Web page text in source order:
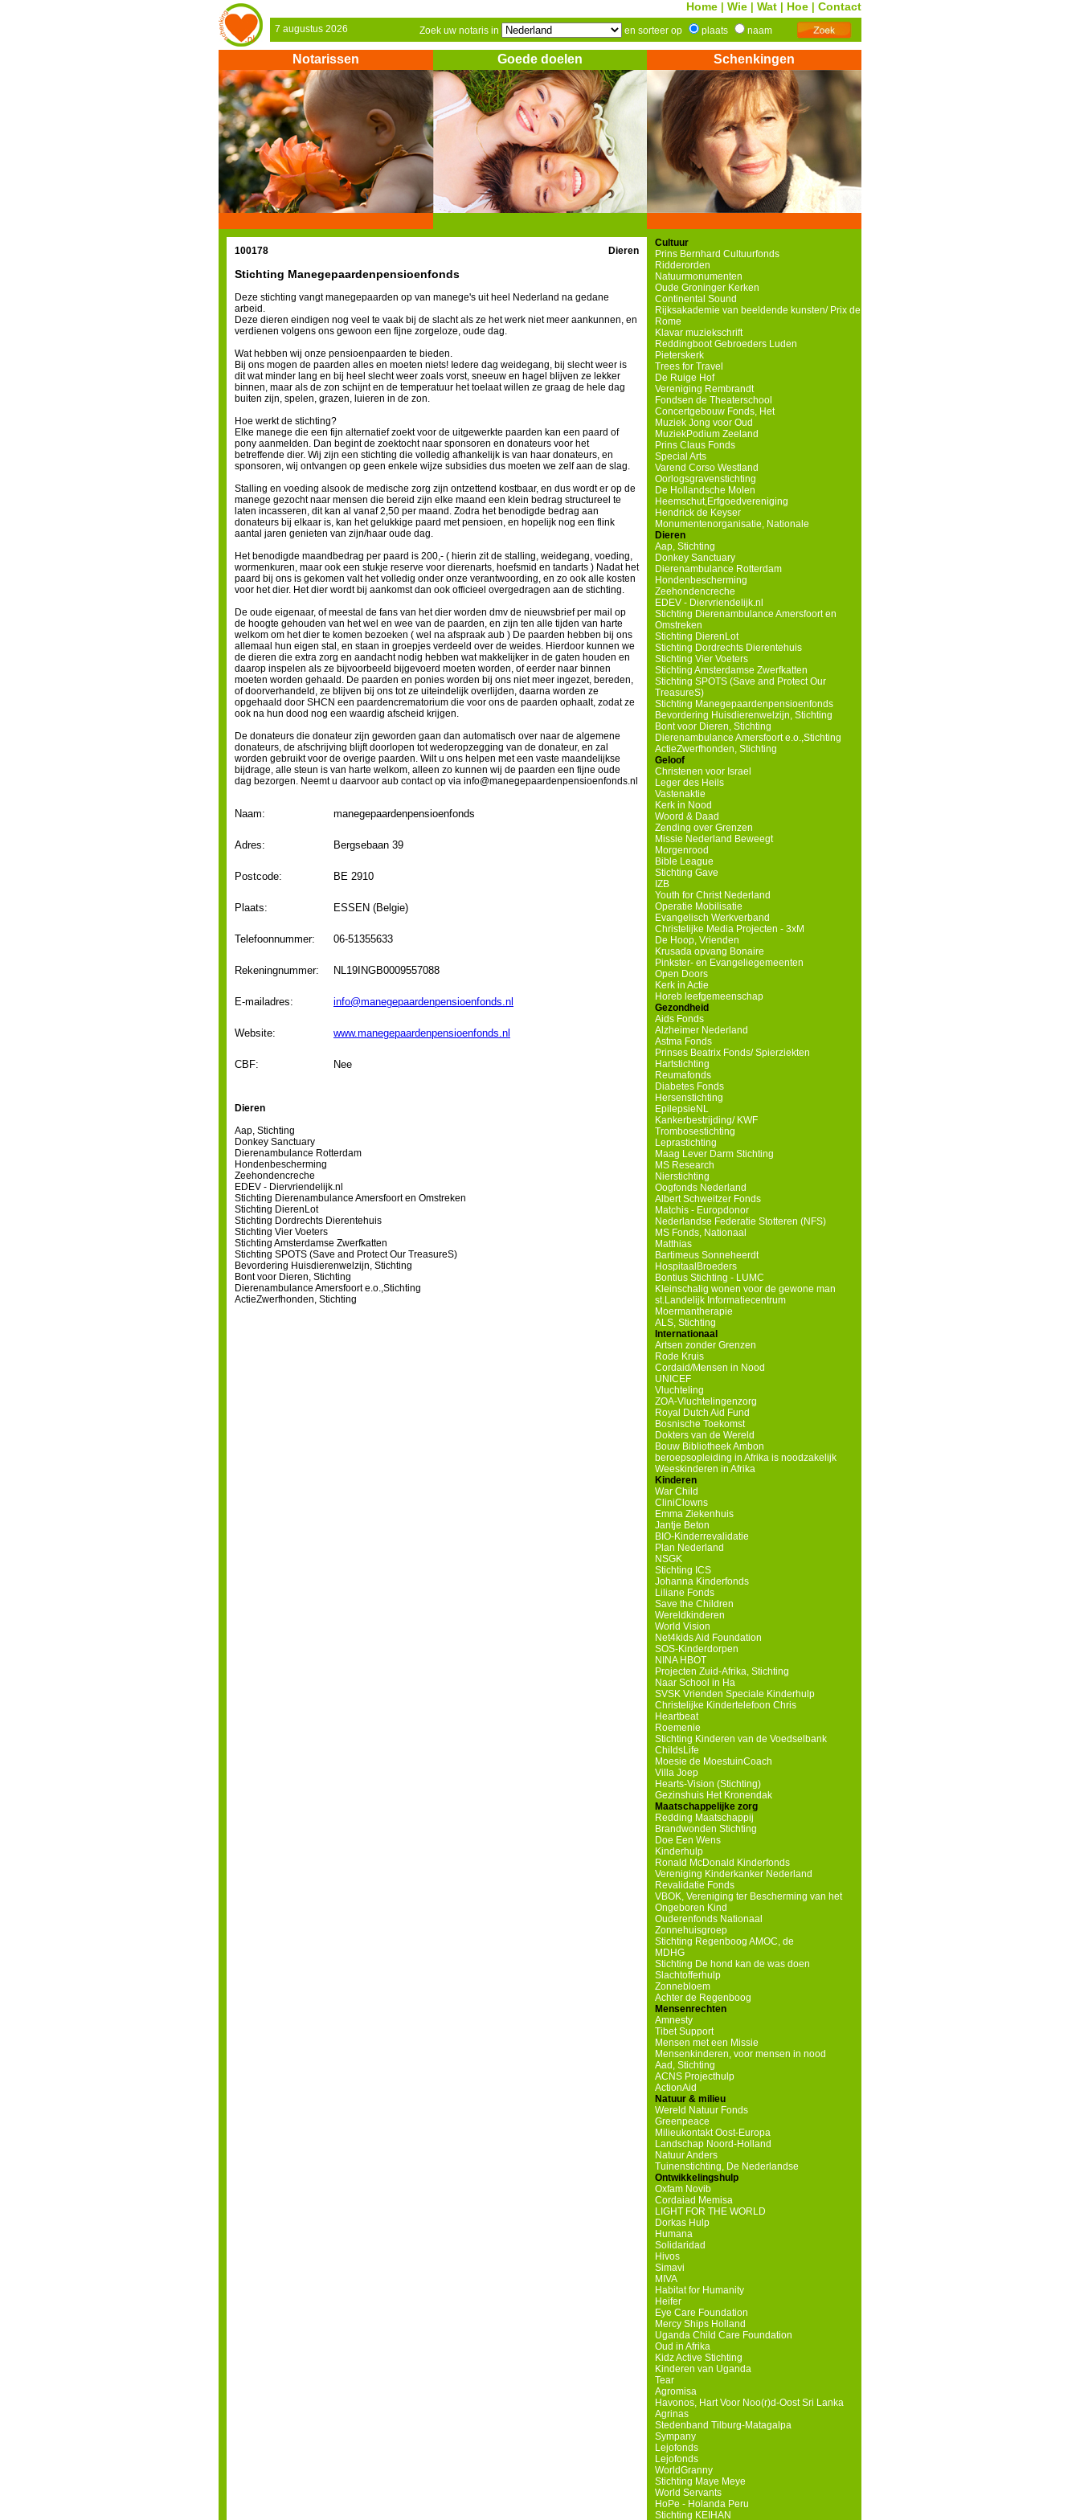
Home Wie Wat Hoe Contact
7 augustus 2026 Zoek uw notaris in en sorteer op plaats naam
Notarissen Goede doelen Schenkingen
100178 Dieren
Stichting Manegepaardenpensioenfonds
Deze stichting vangt manegepaarden op van manege's uit heel Nederland na gedane
arbeid.
Deze dieren eindigen nog veel te vaak bij de slacht als ze het werk niet meer aankunnen, en
verdienen volgens ons gewoon een fijne zorgeloze, oude dag.
Wat hebben wij onze pensioenpaarden te bieden.
Bij ons mogen de paarden alles en moeten niets! Iedere dag weidegang, bij slecht weer is
dit wat minder lang en bij heel slecht weer zoals vorst, sneeuw en hagel blijven ze lekker
binnen, maar als de zon schijnt en de temperatuur het toelaat willen ze graag de hele dag
buiten zijn, spelen, grazen, luieren in de zon.
Hoe werkt de stichting?
Elke manege die een fijn alternatief zoekt voor de uitgewerkte paarden kan een paard of
pony aanmelden. Dan begint de zoektocht naar sponsoren en donateurs voor het
betreffende dier. Wij zijn een stichting die volledig afhankelijk is van haar donateurs, en
sponsoren, wij ontvangen op geen enkele wijze subsidies dus moeten we zelf aan de slag.
Stalling en voeding alsook de medische zorg zijn ontzettend kostbaar, en dus wordt er op de
manege gezocht naar mensen die bereid zijn elke maand een klein bedrag structureel te
laten incasseren, dit kan al vanaf 2,50 per maand. Zodra het benodigde bedrag aan
donateurs bij elkaar is, kan het gelukkige paard met pensioen, en hopelijk nog een flink
aantal jaren genieten van zijn/haar oude dag.
Het benodigde maandbedrag per paard is 200,- ( hierin zit de stalling, weidegang, voeding,
wormenkuren, maar ook een stukje reserve voor dierenarts, hoefsmid en tandarts ) Nadat het
paard bij ons is gekomen valt het volledig onder onze verantwoording, en zo ook alle kosten
voor het dier. Het dier wordt bij aankomst dan ook officieel overgedragen aan de stichting.
De oude eigenaar, of meestal de fans van het dier worden dmv de nieuwsbrief per mail op
de hoogte gehouden van het wel en wee van de paarden, en zijn ten alle tijden van harte
welkom om het dier te komen bezoeken ( wel na afspraak aub ) De paarden hebben bij ons
allemaal hun eigen stal, en staan in groepjes verdeeld over de weides. Hierdoor kunnen we
de dieren die extra zorg en aandacht nodig hebben wat makkelijker in de gaten houden en
daarop inspelen als ze bijvoorbeeld bijgevoerd moeten worden, of eerder naar binnen
moeten worden gehaald. De paarden en ponies worden bij ons niet meer ingezet, bereden,
of doorverhandeld, ze blijven bij ons tot ze uiteindelijk overlijden, daarna worden ze
opgehaald door SHCN een paardencrematorium die voor ons de paarden ophaalt, zodat ze
ook na hun dood nog een waardig afscheid krijgen.
De donateurs die donateur zijn geworden gaan dan automatisch over naar de algemene
donateurs, de afschrijving blijft doorlopen tot wederopzegging van de donateur, en zal
worden gebruikt voor de overige paarden. Wilt u ons helpen met een vaste maandelijkse
bijdrage, alle steun is van harte welkom, alleen zo kunnen wij de paarden een fijne oude
dag bezorgen. Neemt u daarvoor aub contact op via info@manegepaardenpensioenfonds.nl
Naam: manegepaardenpensioenfonds
Adres: Bergsebaan 39
Postcode: BE 2910
Plaats: ESSEN (Belgie)
Telefoonnummer: 06-51355633
Rekeningnummer: NL19INGB0009557088
E-mailadres: info@manegepaardenpensioenfonds.nl
Website: www.manegepaardenpensioenfonds.nl
CBF: Nee
Dieren
Aap, Stichting
Donkey Sanctuary
Dierenambulance Rotterdam
Hondenbescherming
Zeehondencreche
EDEV - Diervriendelijk.nl
Stichting Dierenambulance Amersfoort en Omstreken
Stichting DierenLot
Stichting Dordrechts Dierentehuis
Stichting Vier Voeters
Stichting Amsterdamse Zwerfkatten
Stichting SPOTS (Save and Protect Our TreasureS)
Bevordering Huisdierenwelzijn, Stichting
Bont voor Dieren, Stichting
Dierenambulance Amersfoort e.o.,Stichting
ActieZwerfhonden, Stichting
Cultuur
Prins Bernhard Cultuurfonds
Ridderorden
Natuurmonumenten
Oude Groninger Kerken
Continental Sound
Rijksakademie van beeldende kunsten/ Prix de
Rome
Klavar muziekschrift
Reddingboot Gebroeders Luden
Pieterskerk
Trees for Travel
De Ruige Hof
Vereniging Rembrandt
Fondsen de Theaterschool
Concertgebouw Fonds, Het
Muziek Jong voor Oud
MuziekPodium Zeeland
Prins Claus Fonds
Special Arts
Varend Corso Westland
Oorlogsgravenstichting
De Hollandsche Molen
Heemschut,Erfgoedvereniging
Hendrick de Keyser
Monumentenorganisatie, Nationale
Dieren
Aap, Stichting
Donkey Sanctuary
Dierenambulance Rotterdam
Hondenbescherming
Zeehondencreche
EDEV - Diervriendelijk.nl
Stichting Dierenambulance Amersfoort en
Omstreken
Stichting DierenLot
Stichting Dordrechts Dierentehuis
Stichting Vier Voeters
Stichting Amsterdamse Zwerfkatten
Stichting SPOTS (Save and Protect Our
TreasureS)
Stichting Manegepaardenpensioenfonds
Bevordering Huisdierenwelzijn, Stichting
Bont voor Dieren, Stichting
Dierenambulance Amersfoort e.o.,Stichting
ActieZwerfhonden, Stichting
Geloof
Christenen voor Israel
Leger des Heils
Vastenaktie
Kerk in Nood
Woord & Daad
Zending over Grenzen
Missie Nederland Beweegt
Morgenrood
Bible League
Stichting Gave
IZB
Youth for Christ Nederland
Operatie Mobilisatie
Evangelisch Werkverband
Christelijke Media Projecten - 3xM
De Hoop, Vrienden
Krusada opvang Bonaire
Pinkster- en Evangeliegemeenten
Open Doors
Kerk in Actie
Horeb leefgemeenschap
Gezondheid
Aids Fonds
Alzheimer Nederland
Astma Fonds
Prinses Beatrix Fonds/ Spierziekten
Hartstichting
Reumafonds
Diabetes Fonds
Hersenstichting
EpilepsieNL
Kankerbestrijding/ KWF
Trombosestichting
Leprastichting
Maag Lever Darm Stichting
MS Research
Nierstichting
Oogfonds Nederland
Albert Schweitzer Fonds
Matchis - Europdonor
Nederlandse Federatie Stotteren (NFS)
MS Fonds, Nationaal
Matthias
Bartimeus Sonneheerdt
HospitaalBroeders
Bontius Stichting - LUMC
Kleinschalig wonen voor de gewone man
st.Landelijk Informatiecentrum
Moermantherapie
ALS, Stichting
Internationaal
Artsen zonder Grenzen
Rode Kruis
Cordaid/Mensen in Nood
UNICEF
Vluchteling
ZOA-Vluchtelingenzorg
Royal Dutch Aid Fund
Bosnische Toekomst
Dokters van de Wereld
Bouw Bibliotheek Ambon
beroepsopleiding in Afrika is noodzakelijk
Weeskinderen in Afrika
Kinderen
War Child
CliniClowns
Emma Ziekenhuis
Jantje Beton
BIO-Kinderrevalidatie
Plan Nederland
NSGK
Stichting ICS
Johanna Kinderfonds
Liliane Fonds
Save the Children
Wereldkinderen
World Vision
Net4kids Aid Foundation
SOS-Kinderdorpen
NINA HBOT
Projecten Zuid-Afrika, Stichting
Naar School in Ha
SVSK Vrienden Speciale Kinderhulp
Christelijke Kindertelefoon Chris
Heartbeat
Roemenie
Stichting Kinderen van de Voedselbank
ChildsLife
Moesie de MoestuinCoach
Villa Joep
Hearts-Vision (Stichting)
Gezinshuis Het Kronendak
Maatschappelijke zorg
Redding Maatschappij
Brandwonden Stichting
Doe Een Wens
Kinderhulp
Ronald McDonald Kinderfonds
Vereniging Kinderkanker Nederland
Revalidatie Fonds
VBOK, Vereniging ter Bescherming van het
Ongeboren Kind
Ouderenfonds Nationaal
Zonnehuisgroep
Stichting Regenboog AMOC, de
MDHG
Stichting De hond kan de was doen
Slachtofferhulp
Zonnebloem
Achter de Regenboog
Mensenrechten
Amnesty
Tibet Support
Mensen met een Missie
Mensenkinderen, voor mensen in nood
Aad, Stichting
ACNS Projecthulp
ActionAid
Natuur & milieu
Wereld Natuur Fonds
Greenpeace
Milieukontakt Oost-Europa
Landschap Noord-Holland
Natuur Anders
Tuinenstichting, De Nederlandse
Ontwikkelingshulp
Oxfam Novib
Cordaiad Memisa
LIGHT FOR THE WORLD
Dorkas Hulp
Humana
Solidaridad
Hivos
Simavi
MIVA
Habitat for Humanity
Heifer
Eye Care Foundation
Mercy Ships Holland
Uganda Child Care Foundation
Oud in Afrika
Kidz Active Stichting
Kinderen van Uganda
Tear
Agromisa
Havonos, Hart Voor Noo(r)d-Oost Sri Lanka
Agrinas
Stedenband Tilburg-Matagalpa
Sympany
Lejofonds
Lejofonds
WorldGranny
Stichting Maye Meye
World Servants
HoPe - Holanda Peru
Stichting KEIHAN